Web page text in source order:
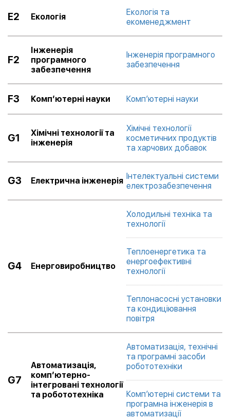
Е2 Екологія
Екологія та
екоменеджмент
F2
Інженерія
програмного
забезпечення
Інженерія програмного
забезпечення
F3 Комп’ютерні науки Комп’ютерні науки
G1
Хімічні технології та
інженерія
Хімічні технології
косметичних продуктів
та харчових добавок
G3 Електрична інженерія Інтелектуальні системи
електрозабезпечення
G4 Енерговиробництво
Холодильні техніка та
технології
Теплоенергетика та
енергоефективні
технології
Теплонасосні установки
та кондиціювання
повітря
G7
Автоматизація,
комп’ютерно-
інтегровані технології
та робототехніка
Автоматизація, технічні
та програмні засоби
робототехніки
Комп’ютерні системи та
програмна інженерія в
автоматизації